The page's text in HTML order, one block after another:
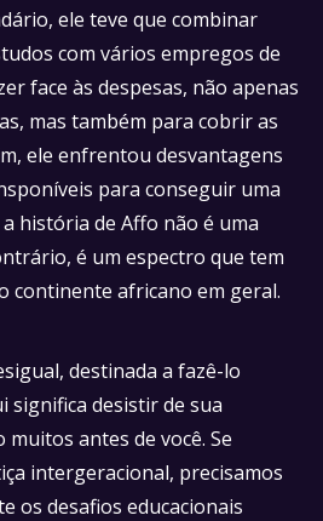
ele teve que combinar
com vários empregos de
face às despesas, não apenas
mas também para cobrir as
ele enfrentou desvantagens
para conseguir uma
história de Affo não é uma
é um espectro que tem
continente africano em geral.
destinada a fazê-lo
significa desistir de sua
muitos antes de você. Se
intergeracional, precisamos
os desafios educacionais